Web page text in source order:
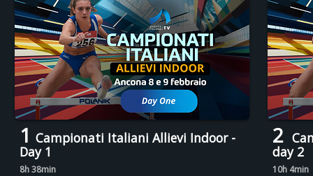
1 Campionati Italiani Allievi Indoor -
Day 1
8h 38min
2
day 2
10h 4min